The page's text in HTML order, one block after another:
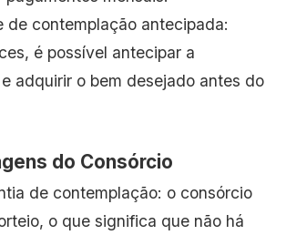
de contemplação antecipada:
é possível antecipar a
adquirir o bem desejado antes do
do Consórcio
de contemplação: o consórcio
o que significa que não há